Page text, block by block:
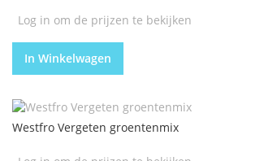
Log in om de prijzen te bekijken
In Winkelwagen
Westfro Vergeten groentenmix